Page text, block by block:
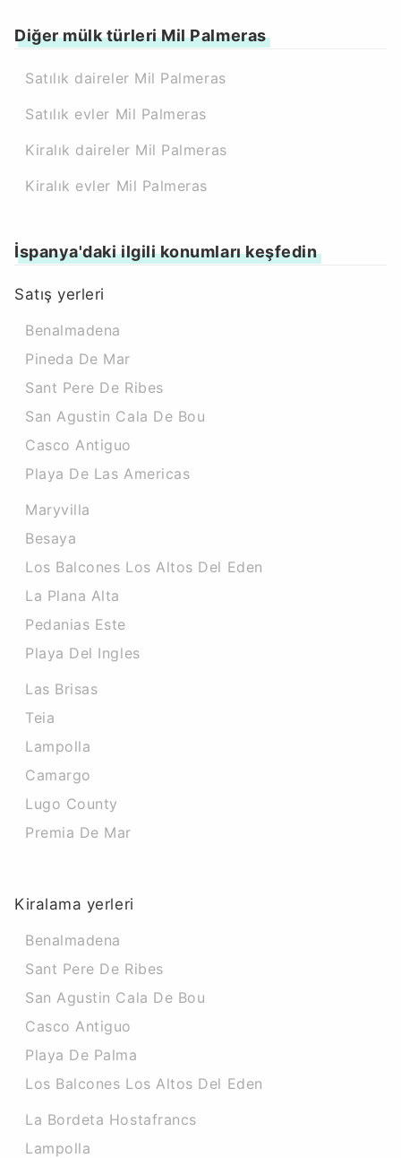
Diğer mülk türleri Mil Palmeras
Satılık daireler Mil Palmeras
Satılık evler Mil Palmeras
Kiralık daireler Mil Palmeras
Kiralık evler Mil Palmeras
İspanya'daki ilgili konumları keşfedin
Satış yerleri
Benalmadena
Pineda De Mar
Sant Pere De Ribes
San Agustin Cala De Bou
Casco Antiguo
Playa De Las Americas
Maryvilla
Besaya
Los Balcones Los Altos Del Eden
La Plana Alta
Pedanias Este
Playa Del Ingles
Las Brisas
Teia
Lampolla
Camargo
Lugo County
Premia De Mar
Kiralama yerleri
Benalmadena
Sant Pere De Ribes
San Agustin Cala De Bou
Casco Antiguo
Playa De Palma
Los Balcones Los Altos Del Eden
La Bordeta Hostafrancs
Lampolla